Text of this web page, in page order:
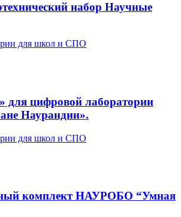
набор Научные
для школ и СПО
для цифровой лаборатории
Наурандии».
для школ и СПО
комплект НАУРОБО “Умная